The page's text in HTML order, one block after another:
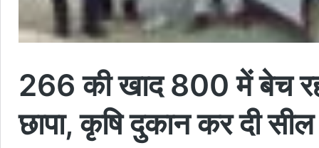
266 की खाद 800 में बेच रहा
छापा, कृषि दुकान कर दी सील